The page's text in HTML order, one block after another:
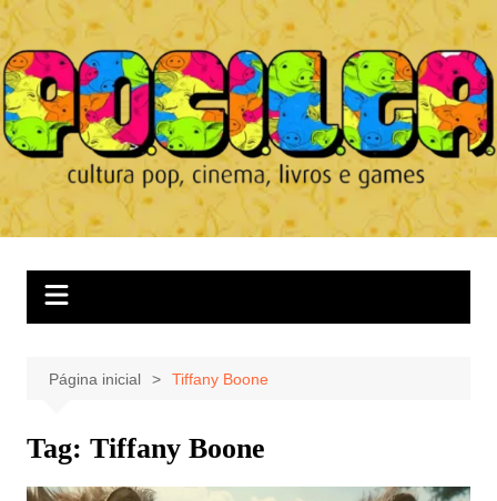
Ir
para
o
conteúdo
Página inicial Tiffany Boone
Tag: Tiffany Boone